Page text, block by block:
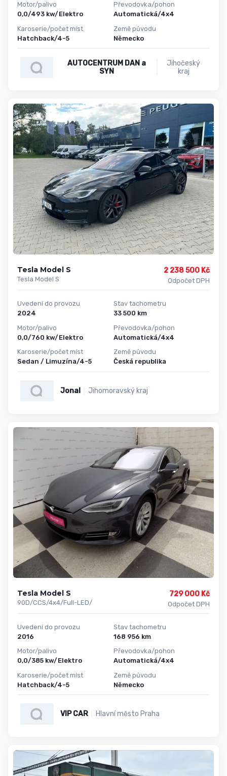
Motor/palivo
0,0/493 kw/Elektro
Karoserie/počet míst
Hatchback/4-5
Převodovka/pohon
Automatická/4x4
Země původu
Německo
AUTOCENTRUM DAN a
SYN
Jihočeský
kraj
Tesla Model S
Tesla Model S
2 238 500 Kč
Odpočet DPH
Uvedení do provozu
2024
Motor/palivo
0,0/760 kw/Elektro
Karoserie/počet míst
Sedan / Limuzína/4-5
Stav tachometru
33 500 km
Převodovka/pohon
Automatická/4x4
Země původu
Česká republika
Jonal Jihomoravský kraj
Tesla Model S
90D/CCS/4x4/Full-LED/
729 000 Kč
Odpočet DPH
Uvedení do provozu
2016
Motor/palivo
0,0/385 kw/Elektro
Karoserie/počet míst
Hatchback/4-5
Stav tachometru
168 956 km
Převodovka/pohon
Automatická/4x4
Země původu
Německo
VIP CAR Hlavní město Praha